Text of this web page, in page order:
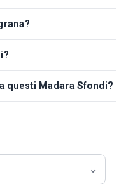
questi Madara Sfondi?